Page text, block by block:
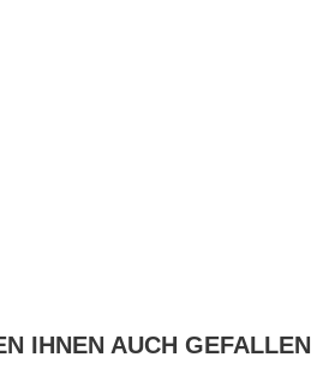
IHNEN AUCH GEFALLEN